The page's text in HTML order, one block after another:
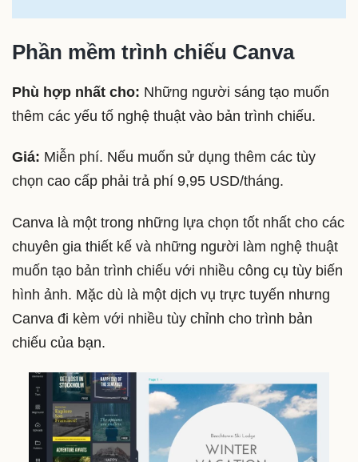
Phần mềm trình chiếu Canva
Phù hợp nhất cho: Những người sáng tạo muốn
thêm các yếu tố nghệ thuật vào bản trình chiếu.
Giá: Miễn phí. Nếu muốn sử dụng thêm các tùy
chọn cao cấp phải trả phí 9,95 USD/tháng.
Canva là một trong những lựa chọn tốt nhất cho các
chuyên gia thiết kế và những người làm nghệ thuật
muốn tạo bản trình chiếu với nhiều công cụ tùy biến
hình ảnh. Mặc dù là một dịch vụ trực tuyến nhưng
Canva đi kèm với nhiều tùy chỉnh cho trình bản
chiếu của bạn.